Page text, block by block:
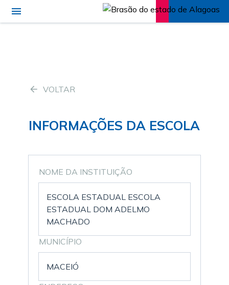
VOLTAR
INFORMAÇÕES DA ESCOLA
NOME DA INSTITUIÇÃO
ESCOLA ESTADUAL ESCOLA
ESTADUAL DOM ADELMO
MACHADO
MUNICÍPIO
MACEIÓ